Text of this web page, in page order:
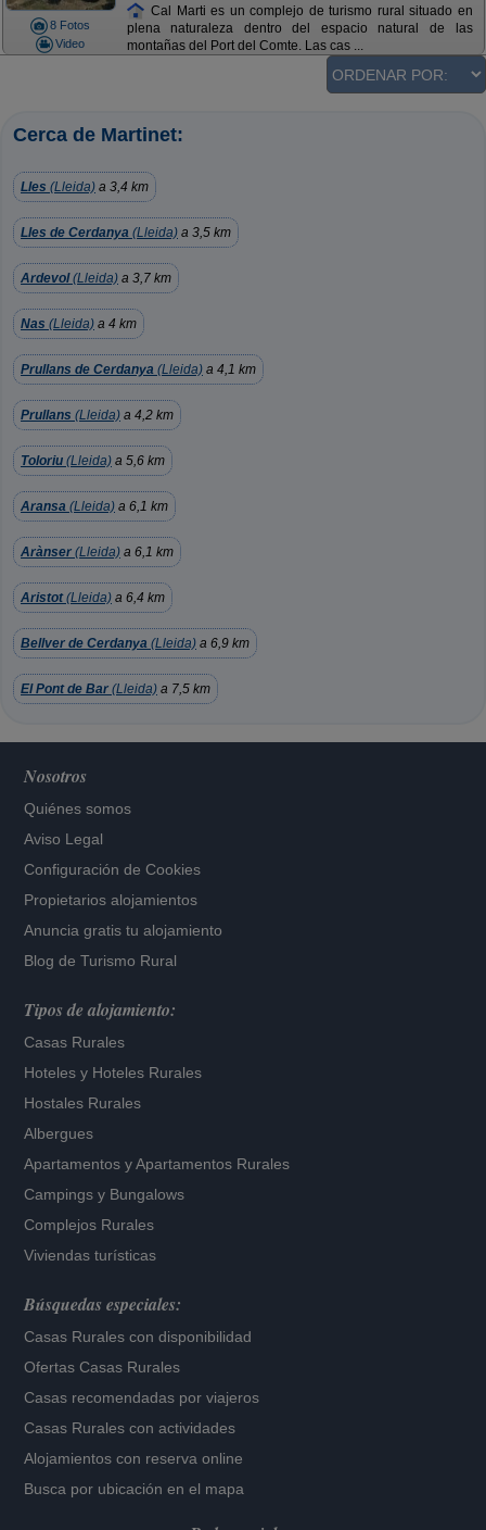
8 Fotos
Video
Cal Marti es un complejo de turismo rural situado en
plena naturaleza dentro del espacio natural de las
montañas del Port del Comte. Las cas ...
Cerca de Martinet:
Lles (Lleida) a 3,4 km
Lles de Cerdanya (Lleida) a 3,5 km
Ardevol(Lleida) a 3,7 km
Nas (Lleida) a 4 km
Prullans de Cerdanya (Lleida) a 4,1 km
Prullans (Lleida) a 4,2 km
Toloriu (Lleida) a 5,6 km
Aransa (Lleida) a 6,1 km
Arànser (Lleida) a 6,1 km
Aristot(Lleida) a 6,4 km
Bellver de Cerdanya (Lleida) a 6,9 km
El Pont de Bar (Lleida) a 7,5 km
Nosotros
Quiénes somos
Aviso Legal
Configuración de Cookies
Propietarios alojamientos
Anuncia gratis tu alojamiento
Blog de Turismo Rural
Tipos de alojamiento:
Casas Rurales
Hoteles y Hoteles Rurales
Hostales Rurales
Albergues
Apartamentos yApartamentos Rurales
Campings y Bungalows
Complejos Rurales
Viviendas turísticas
Búsquedas especiales:
Casas Rurales con disponibilidad
Ofertas Casas Rurales
Casas recomendadas por viajeros
Casas Rurales con actividades
Alojamientos con reserva online
Busca por ubicación en el mapa